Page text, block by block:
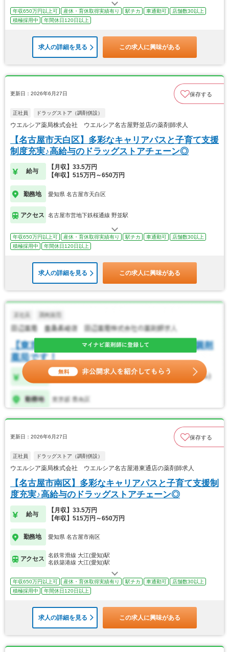
年収650万円以上可 産休・育休取得実績有り 駅チカ 車通勤可
店舗数30以上
積極採用中
年間休日120日以上
求人の詳細を見る この求人に興味がある
更新日：2026年6月27日 保存する
正社員 ドラッグストア（調剤併設）
ウエルシア薬局株式会社 ウエルシア名古屋野並店の薬剤師求人
【名古屋市天白区】多彩なキャリアパスと子育て支援
制度充実♪高給与のドラッグストアチェーン◎
給与
【月収】33.5万円
【年収】515万円～650万円
勤務地 愛知県 名古屋市天白区
アクセス 名古屋市営地下鉄桜通線 野並駅
年収650万円以上可 産休・育休取得実績有り 駅チカ 車通勤可
店舗数30以上
積極採用中
年間休日120日以上
求人の詳細を見る この求人に興味がある
更新日：2026年6月27日 保存する
正社員 ドラッグストア（調剤併設）
ウエルシア薬局株式会社 ウエルシア名古屋港東通店の薬剤師求人
【名古屋市南区】多彩なキャリアパスと子育て支援制
度充実♪高給与のドラッグストアチェーン◎
給与
【月収】33.5万円
【年収】515万円～650万円
勤務地 愛知県 名古屋市南区
アクセス
名鉄常滑線 大江(愛知)駅
名鉄築港線 大江(愛知)駅
年収650万円以上可 産休・育休取得実績有り 駅チカ 車通勤可
店舗数30以上
積極採用中
年間休日120日以上
求人の詳細を見る この求人に興味がある